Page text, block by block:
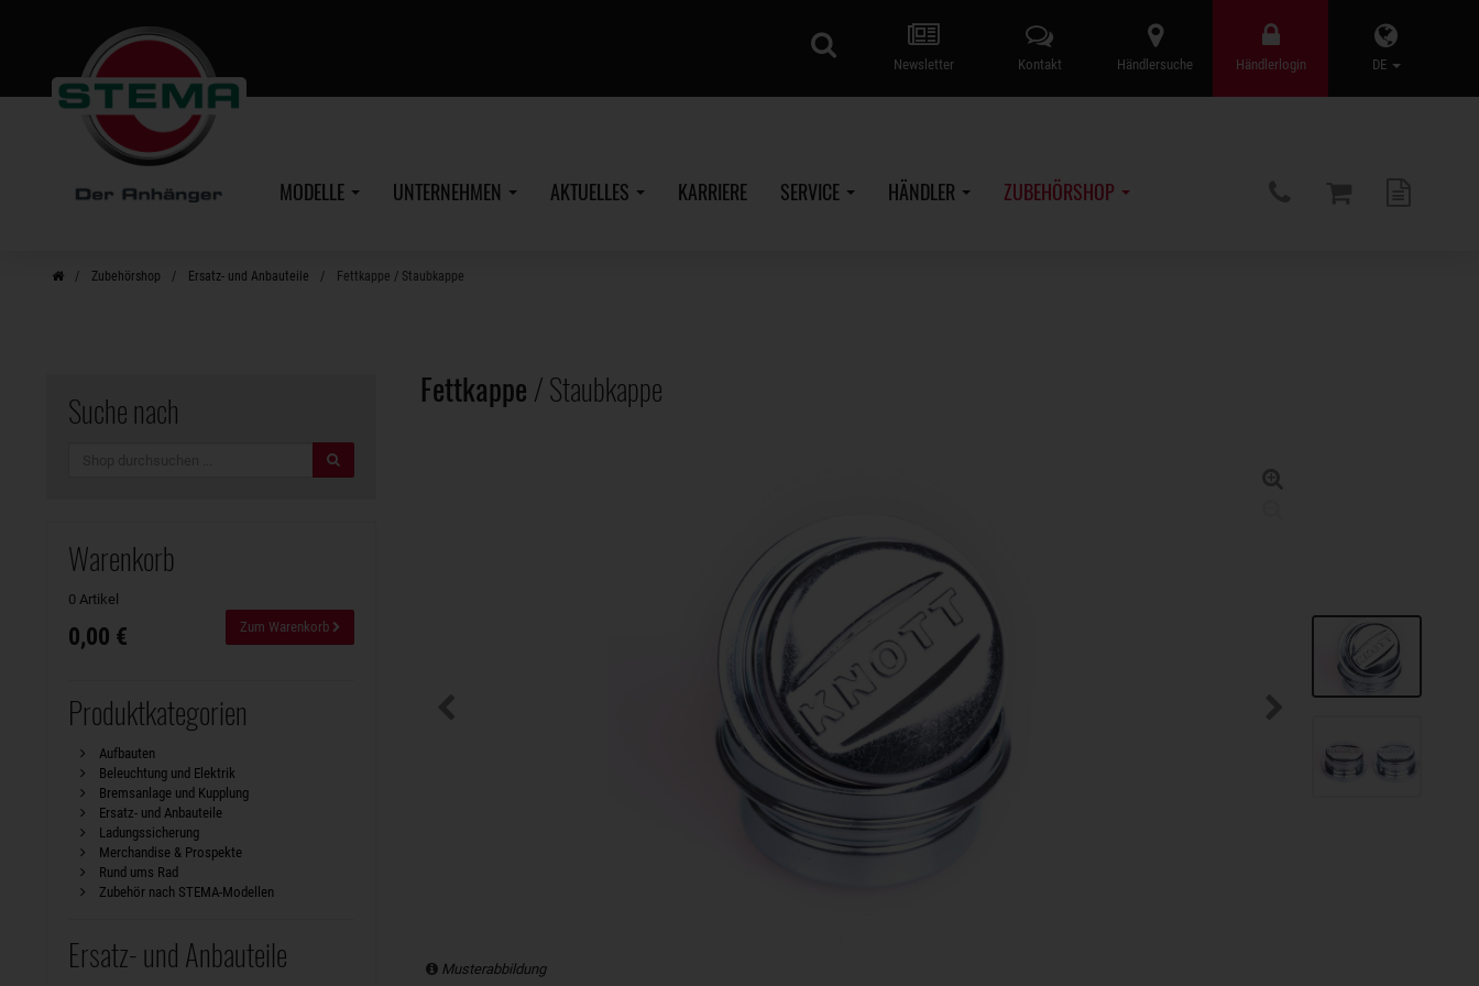
DE
Händlerlogin
Händlersuche
Kontakt
Newsletter
MODELLE UNTERNEHMEN AKTUELLES KARRIERE SERVICE HÄNDLER ZUBEHÖRSHOP
Zubehörshop Ersatz- und Anbauteile Fettkappe / Staubkappe
Fettkappe / Staubkappe
Musterabbildung
Suche nach
Warenkorb
0 Artikel
0,00 € Zum Warenkorb
Produktkategorien
Aufbauten
Beleuchtung und Elektrik
Bremsanlage und Kupplung
Ersatz- und Anbauteile
Ladungssicherung
Merchandise & Prospekte
Rund ums Rad
Zubehör nach STEMA-Modellen
Ersatz- und Anbauteile